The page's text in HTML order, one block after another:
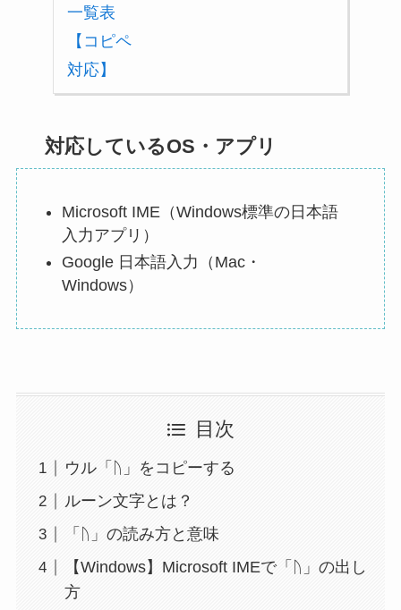
対応しているOS・アプリ
Microsoft IME（Windows標準の日本語
入力アプリ）
Google 日本語入力（Mac・
Windows）
目次
ウル「ᚢ」をコピーする
ルーン文字とは？
「ᚢ」の読み方と意味
【Windows】Microsoft IMEで「ᚢ」の出し
方